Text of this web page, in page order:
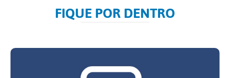
FIQUE POR DENTRO